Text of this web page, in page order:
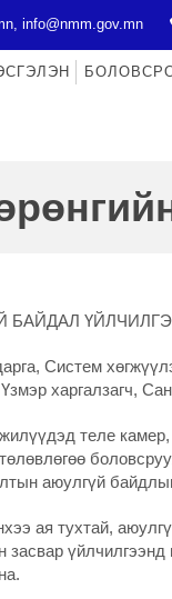
info@nmm.gov.mn
БАЙДАЛ
Систем
харгалзагч,
теле
аюулгүй
ая тухтай,
засвар